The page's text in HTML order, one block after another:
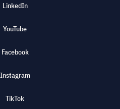
LinkedIn
YouTube
Facebook
Instagram
TikTok